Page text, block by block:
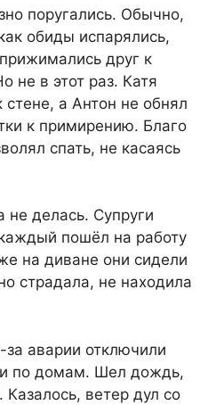
поругались. Обычно,
обиды испарялись,
друг к
не в этот раз. Катя
стене, а Антон не обнял
к примирению. Благо
спать, не касаясь
не делась. Супруги
пошёл на работу
на диване они сидели
страдала, не находила
за аварии отключили
по домам. Шел дождь,
ветер дул со